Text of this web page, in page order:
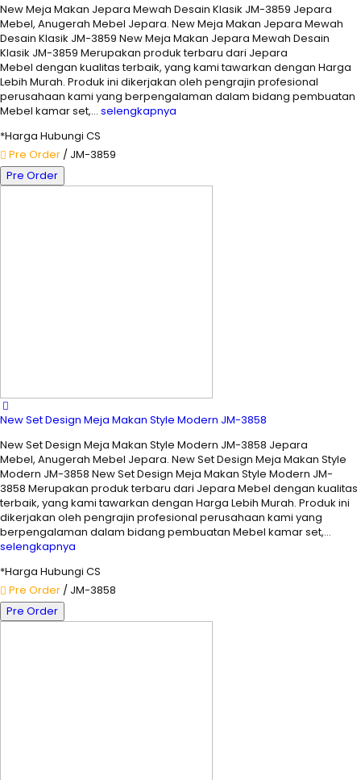
New Meja Makan Jepara Mewah Desain Klasik JM-3859 Jepara
Mebel, Anugerah Mebel Jepara. New Meja Makan Jepara Mewah
Desain Klasik JM-3859 New Meja Makan Jepara Mewah Desain
Klasik JM-3859 Merupakan produk terbaru dari Jepara
Mebel dengan kualitas terbaik, yang kami tawarkan dengan Harga
Lebih Murah. Produk ini dikerjakan oleh pengrajin profesional
perusahaan kami yang berpengalaman dalam bidang pembuatan
Mebel kamar set,… selengkapnya
*Harga Hubungi CS
Pre Order / JM-3859
Pre Order
New Set Design Meja Makan Style Modern JM-3858
New Set Design Meja Makan Style Modern JM-3858 Jepara
Mebel, Anugerah Mebel Jepara. New Set Design Meja Makan Style
Modern JM-3858 New Set Design Meja Makan Style Modern JM-
3858 Merupakan produk terbaru dari Jepara Mebel dengan kualitas
terbaik, yang kami tawarkan dengan Harga Lebih Murah. Produk ini
dikerjakan oleh pengrajin profesional perusahaan kami yang
berpengalaman dalam bidang pembuatan Mebel kamar set,…
selengkapnya
*Harga Hubungi CS
Pre Order / JM-3858
Pre Order